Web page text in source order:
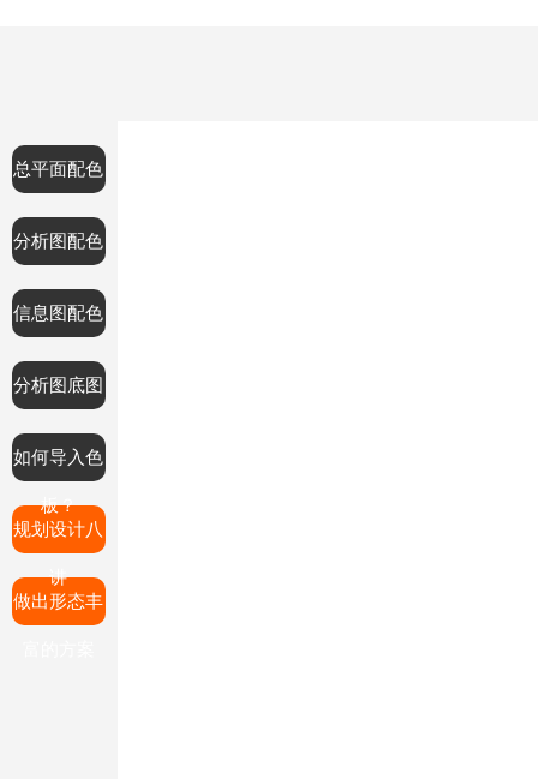
总平面配色
分析图配色
信息图配色
分析图底图
如何导入色
板？
规划设计八
讲
做出形态丰